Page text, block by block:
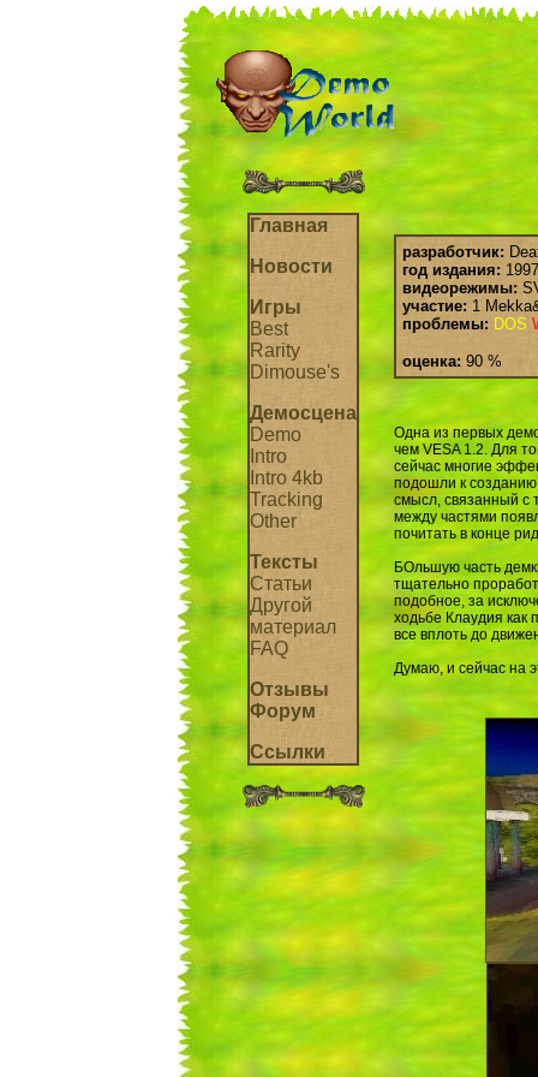
Главная
Новости
Игры
Best
Rarity
Dimouse's
Демосцена
Demo
Intro
Intro 4kb
Tracking
Other
Тексты
Статьи
Другой
материал
FAQ
Отзывы
Форум
Ссылки
разработчик:
год издания:
видеорежимы:
участие: 1
проблемы: DOS
оценка: 90 %
Одна из первых
чем VESA 1.2. Для
сейчас многие
подошли к
смысл, связанный с
между частями
почитать в конце
БОльшую часть
тщательно
подобное, за
ходьбе Клаудия как
все вплоть до
Думаю, и сейчас на